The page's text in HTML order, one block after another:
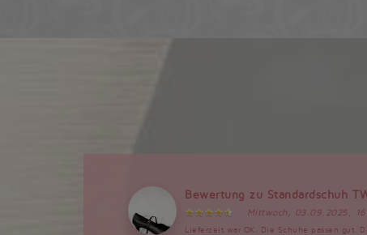
Bewertung zu Standardschuh
Mittwoch, 03.09.2025,
Lieferzeit war OK. Die Schuhe passen gut.